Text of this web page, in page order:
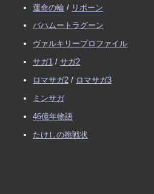
運命の輪 / リボーン
バハムートラグーン
ヴァルキリープロファイル
サガ1 / サガ2
ロマサガ2 / ロマサガ3
ミンサガ
46億年物語
たけしの挑戦状